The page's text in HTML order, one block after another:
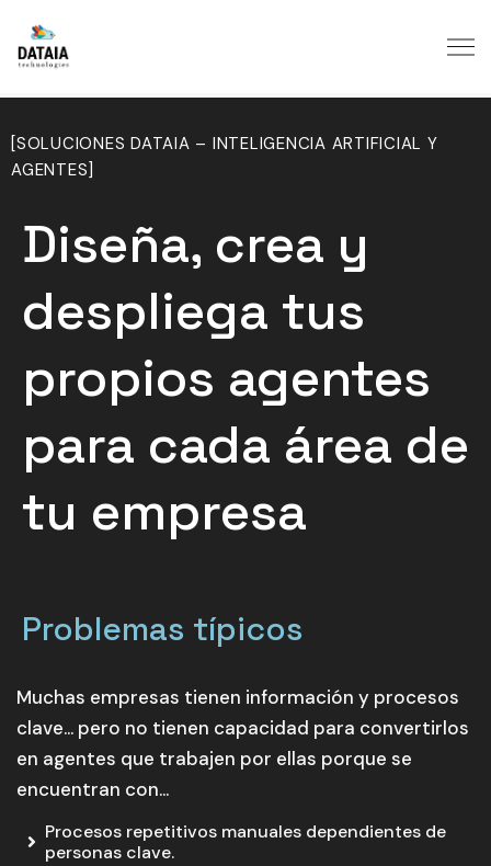
[SOLUCIONES DATAIA – INTELIGENCIA ARTIFICIAL Y
AGENTES]
Diseña, crea y
despliega tus
propios agentes
para cada área de
tu empresa
Problemas típicos
Muchas empresas tienen información y procesos
clave… pero no tienen capacidad para convertirlos
en agentes que trabajen por ellas porque se
encuentran con…
Procesos repetitivos manuales dependientes de
personas clave.